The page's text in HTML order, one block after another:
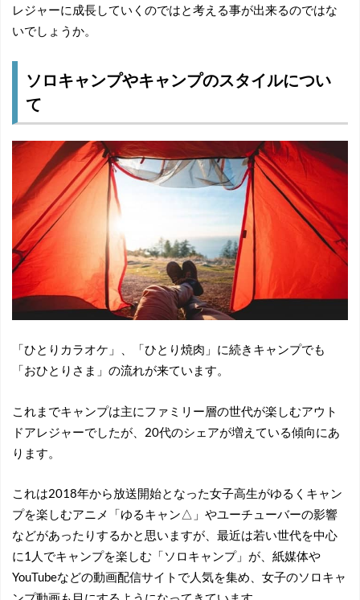
レジャーに成長していくのではと考える事が出来るのではな
いでしょうか。
ソロキャンプやキャンプのスタイルについ
て
「ひとりカラオケ」、「ひとり焼肉」に続きキャンプでも
「おひとりさま」の流れが来ています。
これまでキャンプは主にファミリー層の世代が楽しむアウト
ドアレジャーでしたが、20代のシェアが増えている傾向にあ
ります。
これは2018年から放送開始となった女子高生がゆるくキャン
プを楽しむアニメ「ゆるキャン△」やユーチューバーの影響
などがあったりするかと思いますが、最近は若い世代を中心
に1人でキャンプを楽しむ「ソロキャンプ」が、紙媒体や
YouTubeなどの動画配信サイトで人気を集め、女子のソロキャ